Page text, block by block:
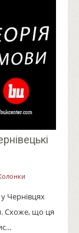
Чернівцях
Схоже, що ця